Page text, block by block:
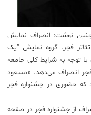
چنین نوشت: انصراف نمایش
“یک ساعت آرامش” از حضور در جشنواره تئاتر فجر. ‎گروه نمایش “یک
توجه به شرایط کلی جامعه
انصراف می‌دهد. «مسعود
که حضوری در جشنواره فجر
از جشنواره فجر در صفحه